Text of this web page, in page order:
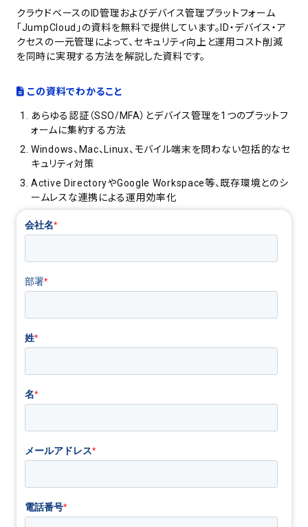
クラウドベースのID管理およびデバイス管理プラットフォーム
「JumpCloud」の資料を無料で提供しています。ID・デバイス・ア
クセスの一元管理によって、セキュリティ向上と運用コスト削減
を同時に実現する方法を解説した資料です。
この資料でわかること
あらゆる認証（SSO/MFA）とデバイス管理を1つのプラットフ
ォームに集約する方法
Windows、Mac、Linux、モバイル端末を問わない包括的なセ
キュリティ対策
Active DirectoryやGoogle Workspace等、既存環境とのシ
ームレスな連携による運用効率化